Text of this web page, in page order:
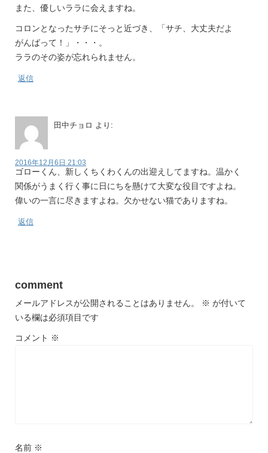
また、優しいララに会えますね。
コロンとなったサチにそっと近づき、「サチ、大丈夫だよ
がんばって！」・・・。
ララのその姿が忘れられません。
返信
田中チョロ より:
2016年12月6日 21:03
ゴローくん、新しくちくわくんの出迎えしてますね。温かく
関係がうまく行く事に日にちを懸けて大変な役目ですよね。
偉いの一言に尽きますよね。欠かせない猫でありますね。
返信
comment
メールアドレスが公開されることはありません。 ※ が付いて
いる欄は必須項目です
コメント ※
名前 ※